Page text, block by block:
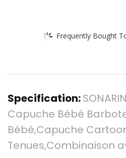
Frequently Bought
Specification:
Capuche Bébé
Bébé,Capuche
Tenues,Combinaison